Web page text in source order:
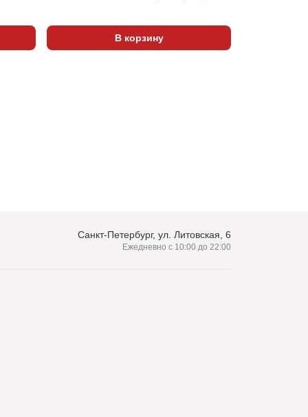
В корзину
Санкт-Петербург, ул. Литовская, 6
Ежедневно с 10:00 до 22:00